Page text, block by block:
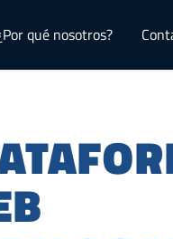
qué nosotros?